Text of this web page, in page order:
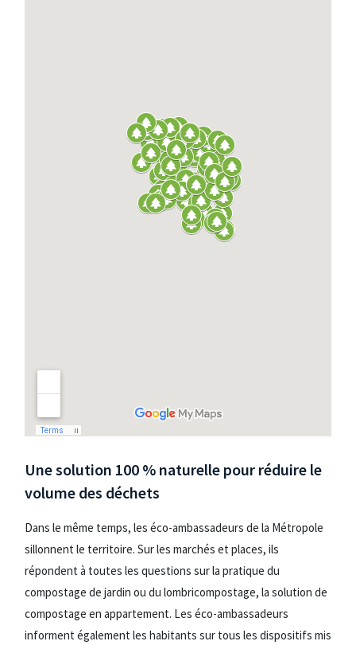
Une solution 100 % naturelle pour réduire le
volume des déchets
Dans le même temps, les éco-ambassadeurs de la Métropole
sillonnent le territoire. Sur les marchés et places, ils
répondent à toutes les questions sur la pratique du
compostage de jardin ou du lombricompostage, la solution de
compostage en appartement. Les éco-ambassadeurs
informent également les habitants sur tous les dispositifs mis